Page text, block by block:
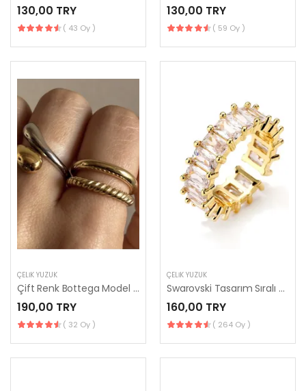
130,00 TRY
( 43 Oy )
130,00 TRY
( 59 Oy )
ÇELIK YÜZÜK
Çift Renk Bottega Model Yüzük
190,00 TRY
( 32 Oy )
ÇELIK YÜZÜK
Swarovski Tasarım Sıralı Taşlı Tamtur Yüzük
160,00 TRY
( 264 Oy )